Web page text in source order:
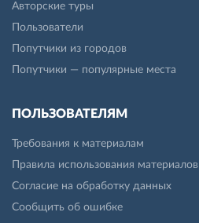
Авторские туры
Пользователи
Попутчики из городов
Попутчики — популярные места
ПОЛЬЗОВАТЕЛЯМ
Требования к материалам
Правила использования материалов
Согласие на обработку данных
Сообщить об ошибке